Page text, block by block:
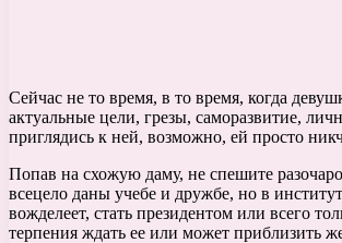
Сейчас не то время, в то время, когда
актуальные цели, грезы, саморазвитие,
приглядись к ней, возможно, ей просто
Попав на схожую даму, не спешите
всецело даны учебе и дружбе, но в
вожделеет, стать президентом или всего
терпения ждать ее или может приблизить